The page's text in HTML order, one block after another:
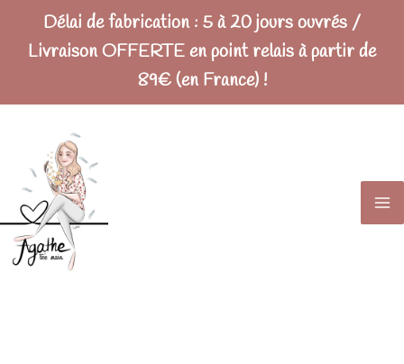
Délai de fabrication : 5 à 20 jours ouvrés /
Livraison OFFERTE en point relais à partir de
89€ (en France) !